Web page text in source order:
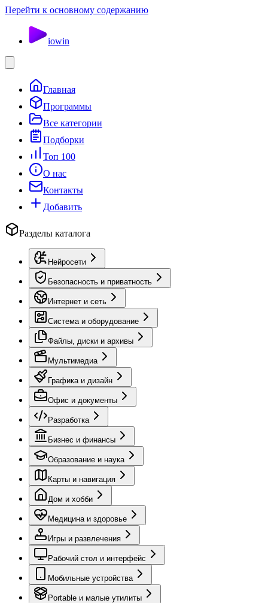
Перейти к основному содержанию
iowin
Главная
Программы
Все категории
Подборки
Топ 100
О нас
Контакты
Добавить
Разделы каталога
Нейросети
Безопасность и приватность
Интернет и сеть
Система и оборудование
Файлы, диски и архивы
Мультимедиа
Графика и дизайн
Офис и документы
Разработка
Бизнес и финансы
Образование и наука
Карты и навигация
Дом и хобби
Медицина и здоровье
Игры и развлечения
Рабочий стол и интерфейс
Мобильные устройства
Portable и малые утилиты